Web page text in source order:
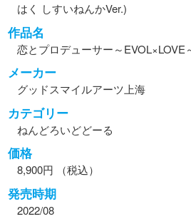
はく しすいねんかVer.)
作品名
恋とプロデューサー～EVOL×LOVE
メーカー
グッドスマイルアーツ上海
カテゴリー
ねんどろいどどーる
価格
8,900円 （税込）
発売時期
2022/08